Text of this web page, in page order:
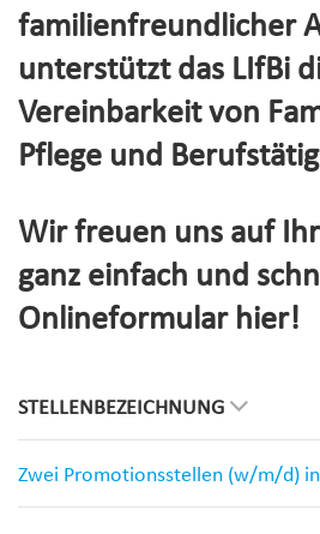
familienfreundlicher
unterstützt das LIfBi
Vereinbarkeit von
Pflege und
Wir freuen uns auf
ganz einfach und
Onlineformular hier!
STELLENBEZEICHNUNG
Zwei Promotionsstellen (w/m/d) in